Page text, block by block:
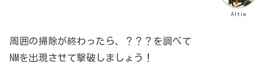
Altie
周囲の掃除が終わったら、
？？？を調べて
NMを出現させて撃破しましょう！